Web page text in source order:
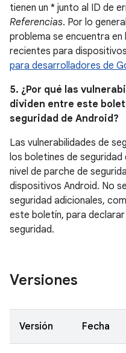
tienen un * junto al ID de
Referencias. Por lo
problema se encuentra
recientes para
para desarrolladores de
5. ¿Por qué las
dividen entre este
seguridad de Android?
Las vulnerabilidades de
los boletines de
nivel de parche de
dispositivos Android. No
seguridad adicionales,
este boletín, para declarar
seguridad.
Versiones
Versión Fecha